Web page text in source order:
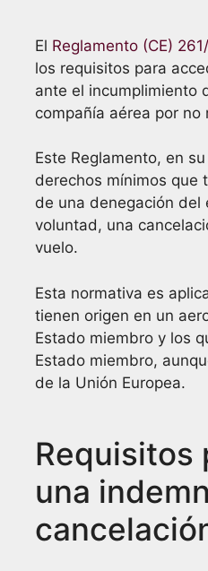
El Reglamento (CE)
los requisitos para
ante el incumplimiento
compañía aérea por
Este Reglamento, en
derechos mínimos que
de una denegación del
voluntad, una
vuelo.
Esta normativa es
tienen origen en un
Estado miembro y los
Estado miembro,
de la Unión Europea.
Requisitos
una